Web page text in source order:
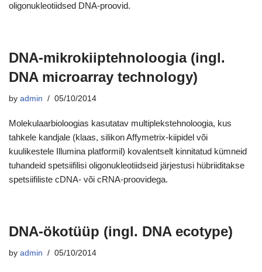
oligonukleotiidsed DNA-proovid.
DNA-mikrokiiptehnoloogia (ingl.
DNA microarray technology)
by admin 05/10/2014
Molekulaarbioloogias kasutatav multiplekstehnoloogia, kus
tahkele kandjale (klaas, silikon Affymetrix-kiipidel või
kuulikestele Illumina platformil) kovalentselt kinnitatud kümneid
tuhandeid spetsiifilisi oligonukleotiidseid järjestusi hübriiditakse
spetsiifiliste cDNA- või cRNA-proovidega.
DNA-ökotüüp (ingl. DNA ecotype)
by admin 05/10/2014